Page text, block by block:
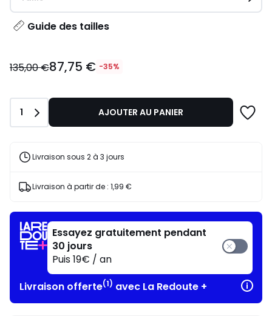
Guide des tailles
€
135,00
€
de
réduction
135,00 €87,75 € -35%
Quantité
1 AJOUTER AU PANIER
Livraison sous 2 à 3 jours
Livraison à partir de : 1,99 €
Essayez gratuitement pendant
30 jours
Puis 19€ / an
Livraison offerte(1) avec La Redoute +